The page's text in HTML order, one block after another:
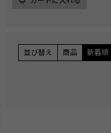
並び替え 商品 新着順